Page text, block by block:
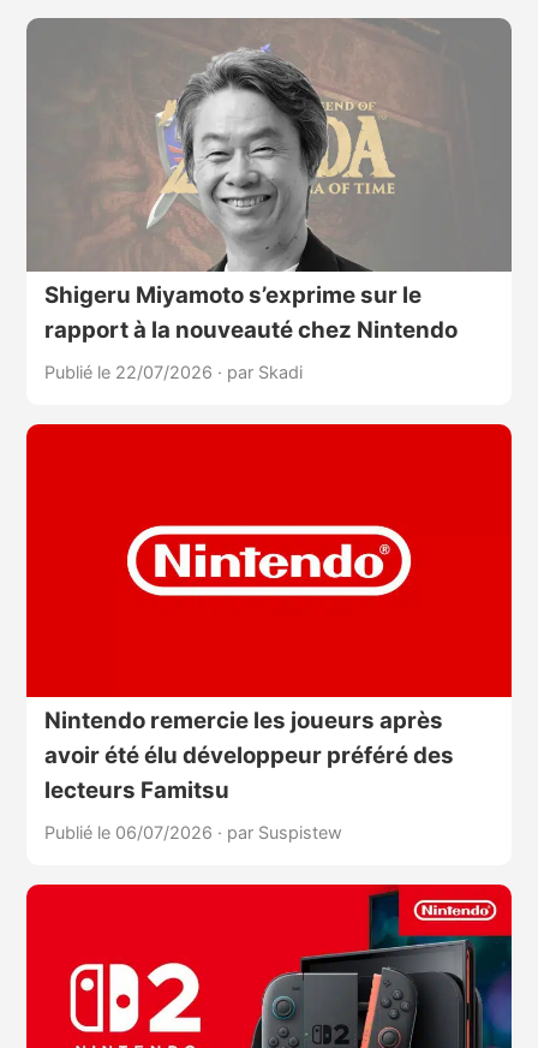
Shigeru Miyamoto s’exprime sur le
rapport à la nouveauté chez Nintendo
Publié le 22/07/2026 · par Skadi
Nintendo remercie les joueurs après
avoir été élu développeur préféré des
lecteurs Famitsu
Publié le 06/07/2026 · par Suspistew